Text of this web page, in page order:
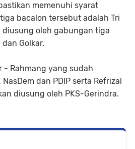
memenuhi syarat
bacalon tersebut adalah Tri
diusung oleh gabungan tiga
Golkar.
- Rahmang yang sudah
dan PDIP serta Refrizal
diusung oleh PKS-Gerindra.